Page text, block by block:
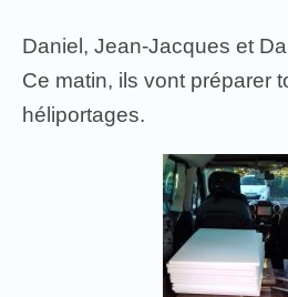
Daniel, Jean-Jacques et
Ce matin, ils vont préparer
héliportages.